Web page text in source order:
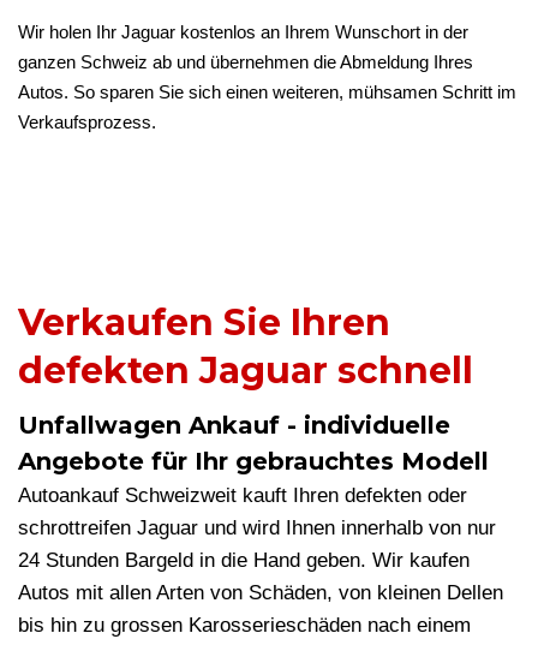
Wir holen Ihr Jaguar kostenlos an Ihrem Wunschort in der
ganzen Schweiz ab und übernehmen die Abmeldung Ihres
Autos. So sparen Sie sich einen weiteren, mühsamen Schritt im
Verkaufsprozess.
Verkaufen Sie Ihren
defekten Jaguar schnell
Unfallwagen Ankauf - individuelle
Angebote für Ihr gebrauchtes Modell
Autoankauf Schweizweit kauft Ihren defekten oder
schrottreifen Jaguar und wird Ihnen innerhalb von nur
24 Stunden Bargeld in die Hand geben. Wir kaufen
Autos mit allen Arten von Schäden, von kleinen Dellen
bis hin zu grossen Karosserieschäden nach einem